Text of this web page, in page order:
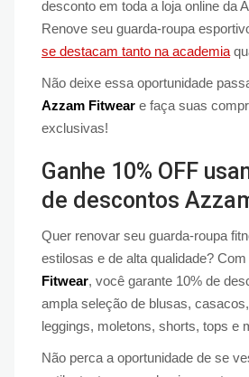
desconto em toda a loja online da
Renove seu guarda-roupa
se destacam tanto na academia
Não deixe essa oportunidade
Azzam Fitwear e faça suas
exclusivas!
Ganhe 10% OFF
de descontos
Quer renovar seu guarda-roupa
estilosas e de alta qualidade? Com
Fitwear, você garante 10% de
ampla seleção de blusas,
leggings, moletons, shorts, tops e
Não perca a oportunidade de se